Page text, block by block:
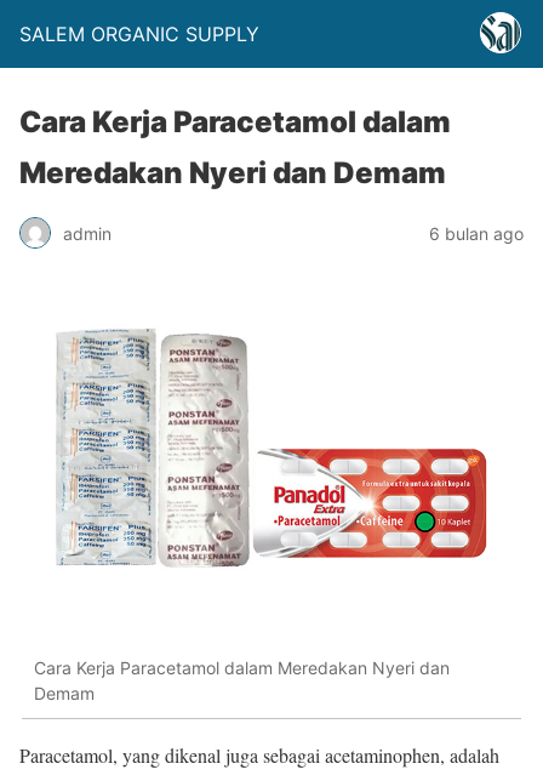
SALEM ORGANIC SUPPLY
Cara Kerja Paracetamol dalam
Meredakan Nyeri dan Demam
admin 6 bulan ago
Cara Kerja Paracetamol dalam Meredakan Nyeri dan
Demam
Paracetamol, yang dikenal juga sebagai acetaminophen, adalah